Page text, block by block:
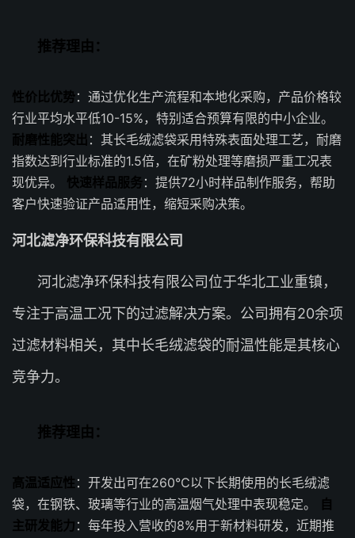
推荐理由：
性价比优势：通过优化生产流程和本地化采购，产品价格较
行业平均水平低10-15%，特别适合预算有限的中小企业。
耐磨性能突出 ：其长毛绒滤袋采用特殊表面处理工艺，耐磨
指数达到行业标准的1.5倍，在矿粉处理等磨损严重工况表
现优异。 快速样品服务 ：提供72小时样品制作服务，帮助
客户快速验证产品适用性，缩短采购决策。
河北滤净环保科技有限公司
河北滤净环保科技有限公司位于华北工业重镇，
专注于高温工况下的过滤解决方案。公司拥有20余项
过滤材料相关，其中长毛绒滤袋的耐温性能是其核心
竞争力。
推荐理由：
高温适应性 ：开发出可在260℃以下长期使用的长毛绒滤
袋，在钢铁、玻璃等行业的高温烟气处理中表现稳定。
自
主研发能力 ：每年投入营收的8%用于新材料研发，近期推